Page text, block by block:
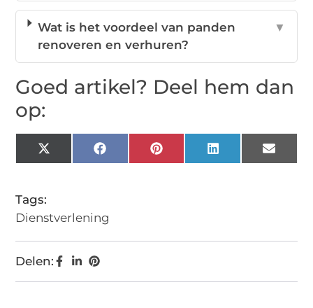
Wat is het voordeel van panden
renoveren en verhuren?
▼
Goed artikel? Deel hem dan
op:
X
(Twitter)
FacebookPinterestLinkedIn Email
Tags:
Dienstverlening
Delen: